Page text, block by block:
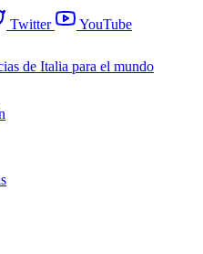
Twitter YouTube
de Italia para el mundo